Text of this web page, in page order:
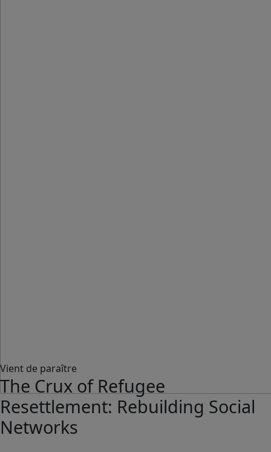
Vient de paraître
The Crux of Refugee
Resettlement: Rebuilding Social
Networks